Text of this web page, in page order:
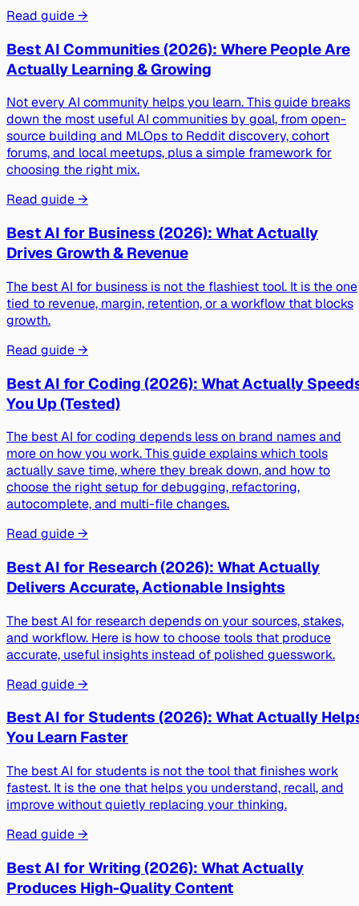
Read guide →
Best AI Communities (2026): Where People Are
Actually Learning & Growing
Not every AI community helps you learn. This guide breaks
down the most useful AI communities by goal, from open-
source building and MLOps to Reddit discovery, cohort
forums, and local meetups, plus a simple framework for
choosing the right mix.
Read guide →
Best AI for Business (2026): What Actually
Drives Growth & Revenue
The best AI for business is not the flashiest tool. It is the one
tied to revenue, margin, retention, or a workflow that blocks
growth.
Read guide →
Best AI for Coding (2026): What Actually
You Up (Tested)
The best AI for coding depends less on brand names and
more on how you work. This guide explains which tools
actually save time, where they break down, and how to
choose the right setup for debugging, refactoring,
autocomplete, and multi-file changes.
Read guide →
Best AI for Research (2026): What Actually
Delivers Accurate, Actionable Insights
The best AI for research depends on your sources, stakes,
and workflow. Here is how to choose tools that produce
accurate, useful insights instead of polished guesswork.
Read guide →
Best AI for Students (2026): What Actually
You Learn Faster
The best AI for students is not the tool that finishes work
fastest. It is the one that helps you understand, recall, and
improve without quietly replacing your thinking.
Read guide →
Best AI for Writing (2026): What Actually
Produces High-Quality Content